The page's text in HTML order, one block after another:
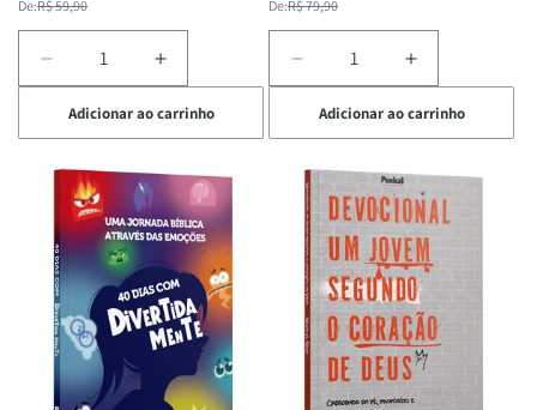
normal
De:R$ 59,90
promocional
Diminuir
a
quantidade
de
Devocional
Quarto
de
Guerra
Isabelle
S.
Alves
Aumentar
a
quantidade
de
Devocional
Quarto
de
Guerra
|
Isabelle
S.
Alves
Adicionar ao carrinho
normal
De:R$ 79,90
promocional
Diminuir
a
quantidade
de
Devocional
Café
com
Mulheres
da
Bíblia
Equipe
Teológica
Penkal
Aumentar
a
quantidade
de
Devocional
Café
com
Mulheres
da
Bíblia
|
Equipe
Teológica
Penkal
Adicionar ao carrinho